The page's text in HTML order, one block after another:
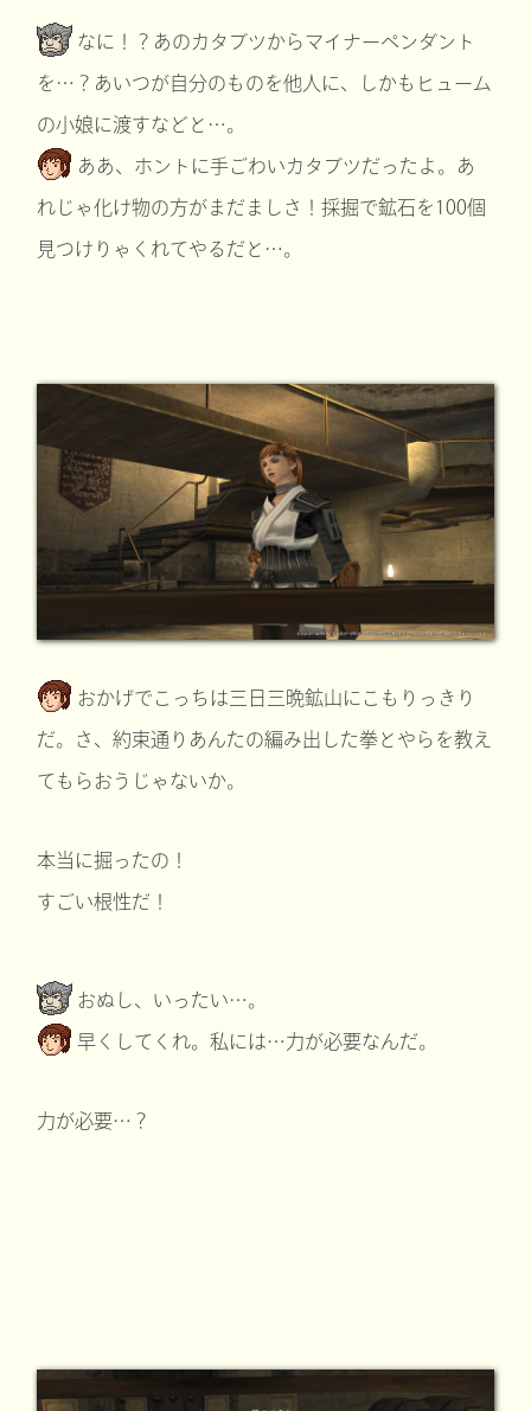
なに！？あのカタブツからマイナーペンダント
を…？あいつが自分のものを他人に、しかもヒューム
の小娘に渡すなどと…。
ああ、ホントに手ごわいカタブツだったよ。あ
れじゃ化け物の方がまだましさ！採掘で鉱石を100個
見つけりゃくれてやるだと…。
おかげでこっちは三日三晩鉱山にこもりっきり
だ。さ、約束通りあんたの編み出した拳とやらを教え
てもらおうじゃないか。
本当に掘ったの！
すごい根性だ！
おぬし、いったい…。
早くしてくれ。私には…力が必要なんだ。
力が必要…？